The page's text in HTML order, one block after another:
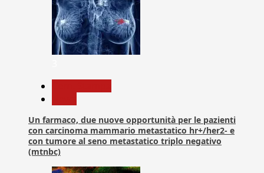
Un farmaco, due nuove opportunità per le pazienti
con carcinoma mammario metastatico hr+/her2- e
con tumore al seno metastatico triplo negativo
(mtnbc)